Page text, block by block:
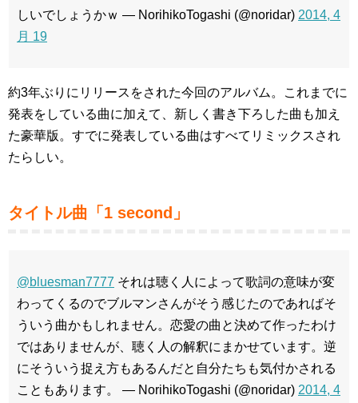
しいでしょうかｗ — NorihikoTogashi (@noridar) 2014, 4
月 19
約3年ぶりにリリースをされた今回のアルバム。これまでに
発表をしている曲に加えて、新しく書き下ろした曲も加え
た豪華版。すでに発表している曲はすべてリミックスされ
たらしい。
タイトル曲「1 second」
@bluesman7777 それは聴く人によって歌詞の意味が変
わってくるのでブルマンさんがそう感じたのであればそ
ういう曲かもしれません。恋愛の曲と決めて作ったわけ
ではありませんが、聴く人の解釈にまかせています。逆
にそういう捉え方もあるんだと自分たちも気付かされる
こともあります。 — NorihikoTogashi (@noridar) 2014, 4